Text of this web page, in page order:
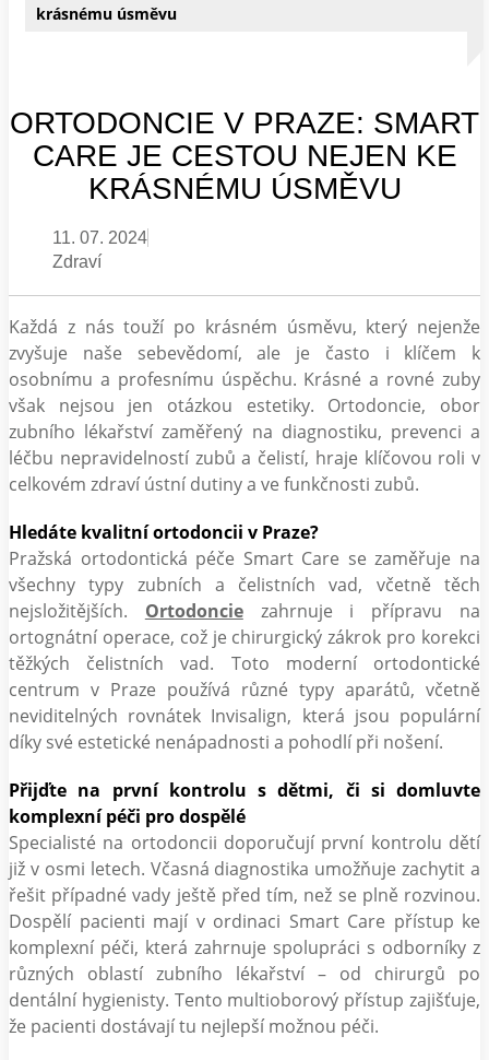
krásnému úsměvu
ORTODONCIE V PRAZE: SMART
CARE JE CESTOU NEJEN KE
KRÁSNÉMU ÚSMĚVU
11. 07. 2024
Zdraví
Každá z nás touží po krásném úsměvu, který nejenže
zvyšuje naše sebevědomí, ale je často i klíčem k
osobnímu a profesnímu úspěchu. Krásné a rovné zuby
však nejsou jen otázkou estetiky. Ortodoncie, obor
zubního lékařství zaměřený na diagnostiku, prevenci a
léčbu nepravidelností zubů a čelistí, hraje klíčovou roli v
celkovém zdraví ústní dutiny a ve funkčnosti zubů.
Hledáte kvalitní ortodoncii v Praze?
Pražská ortodontická péče Smart Care se zaměřuje na
všechny typy zubních a čelistních vad, včetně těch
nejsložitějších. Ortodonciezahrnuje i přípravu na
ortognátní operace, což je chirurgický zákrok pro korekci
těžkých čelistních vad. Toto moderní ortodontické
centrum v Praze používá různé typy aparátů, včetně
neviditelných rovnátek Invisalign, která jsou populární
díky své estetické nenápadnosti a pohodlí při nošení.
Přijďte na první kontrolu s dětmi, či si domluvte
komplexní péči pro dospělé
Specialisté na ortodoncii doporučují první kontrolu dětí
již v osmi letech. Včasná diagnostika umožňuje zachytit a
řešit případné vady ještě před tím, než se plně rozvinou.
Dospělí pacienti mají v ordinaci Smart Care přístup ke
komplexní péči, která zahrnuje spolupráci s odborníky z
různých oblastí zubního lékařství – od chirurgů po
dentální hygienisty. Tento multioborový přístup zajišťuje,
že pacienti dostávají tu nejlepší možnou péči.